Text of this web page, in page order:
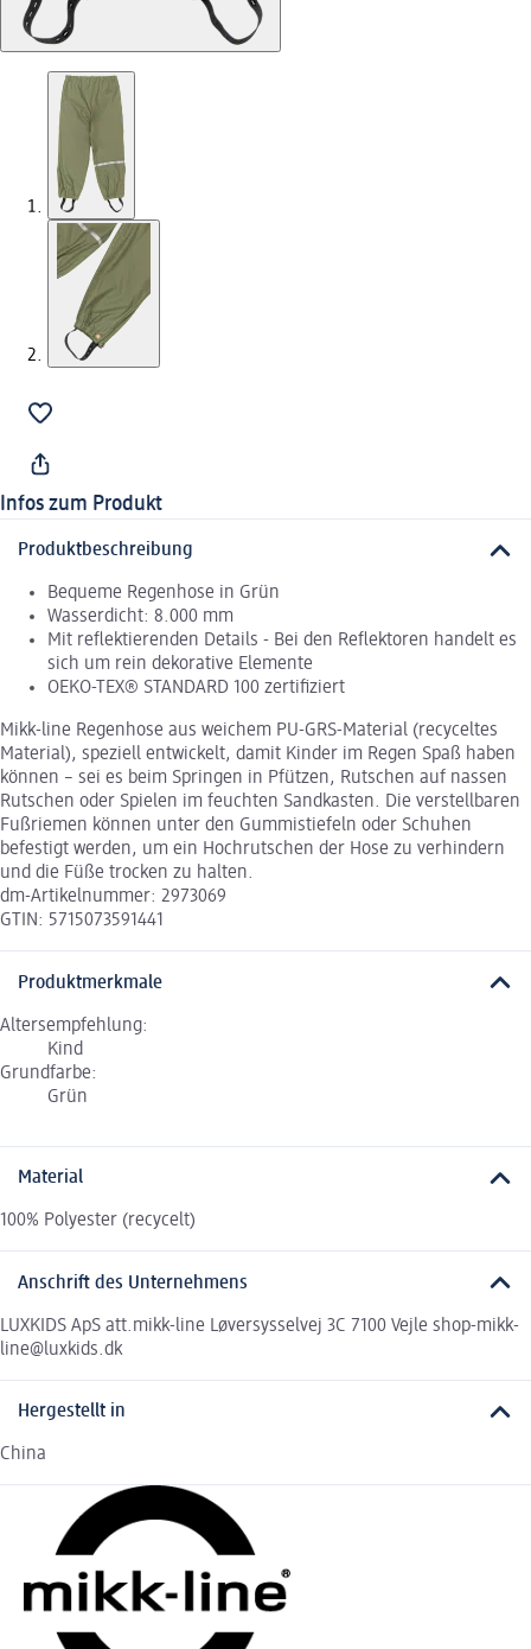
Infos zum Produkt
Produktbeschreibung
Bequeme Regenhose in Grün
Wasserdicht: 8.000 mm
Mit reflektierenden Details - Bei den Reflektoren handelt es
sich um rein dekorative Elemente
OEKO-TEX® STANDARD 100 zertifiziert
Mikk-line Regenhose aus weichem PU-GRS-Material (recyceltes
Material), speziell entwickelt, damit Kinder im Regen Spaß haben
können – sei es beim Springen in Pfützen, Rutschen auf nassen
Rutschen oder Spielen im feuchten Sandkasten. Die verstellbaren
Fußriemen können unter den Gummistiefeln oder Schuhen
befestigt werden, um ein Hochrutschen der Hose zu verhindern
und die Füße trocken zu halten.
dm-Artikelnummer: 2973069
GTIN: 5715073591441
Produktmerkmale
Altersempfehlung:
Kind
Grundfarbe:
Grün
Material
100% Polyester (recycelt)
Anschrift des Unternehmens
LUXKIDS ApS att.mikk-line Løversysselvej 3C 7100 Vejle shop-mikk-
line@luxkids.dk
Hergestellt in
China